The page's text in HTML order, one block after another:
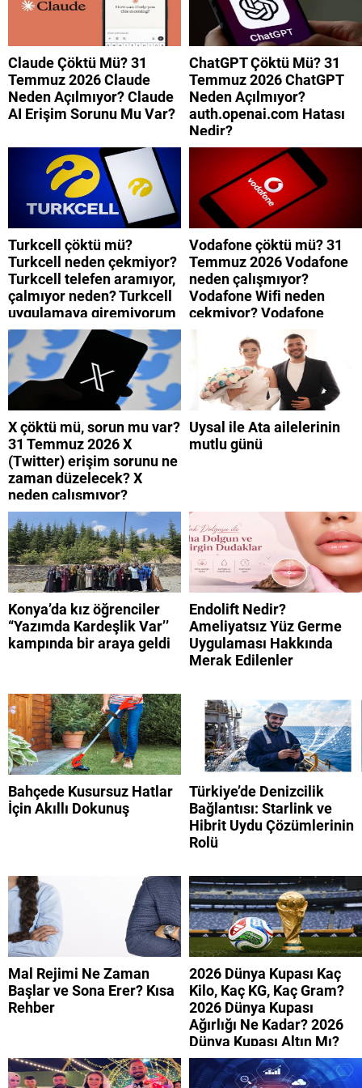
Claude Çöktü Mü? 31
Temmuz 2026 Claude
Neden Açılmıyor? Claude
AI Erişim Sorunu Mu Var?
ChatGPT Çöktü Mü? 31
Temmuz 2026 ChatGPT
Neden Açılmıyor?
auth.openai.com Hatası
Nedir?
Turkcell çöktü mü?
Turkcell neden çekmiyor?
Turkcell telefen aramıyor,
çalmıyor neden? Turkcell
uygulamaya giremiyorum
neden? Turkcell internet
neden yavaş?
Vodafone çöktü mü? 31
Temmuz 2026 Vodafone
neden çalışmıyor?
Vodafone Wifi neden
çekmiyor? Vodafone
mobil uygulamaya neden
giremiyorum?
X çöktü mü, sorun mu var?
31 Temmuz 2026 X
(Twitter) erişim sorunu ne
zaman düzelecek? X
neden çalışmıyor?
Uysal ile Ata ailelerinin
mutlu günü
Konya’da kız öğrenciler
“Yazımda Kardeşlik Var’’
kampında bir araya geldi
Endolift Nedir?
Ameliyatsız Yüz Germe
Uygulaması Hakkında
Merak Edilenler
Bahçede Kusursuz Hatlar
İçin Akıllı Dokunuş
Türkiye’de Denizcilik
Bağlantısı: Starlink ve
Hibrit Uydu Çözümlerinin
Rolü
Mal Rejimi Ne Zaman
Başlar ve Sona Erer? Kısa
Rehber
2026 Dünya Kupası Kaç
Kilo, Kaç KG, Kaç Gram?
2026 Dünya Kupası
Ağırlığı Ne Kadar? 2026
Dünya Kupası Altın Mı?